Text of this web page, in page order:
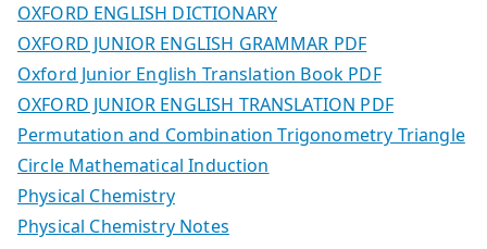
OXFORD ENGLISH DICTIONARY
OXFORD JUNIOR ENGLISH GRAMMAR PDF
Oxford Junior English Translation Book PDF
OXFORD JUNIOR ENGLISH TRANSLATION PDF
Permutation and Combination Trigonometry Triangle
Circle Mathematical Induction
Physical Chemistry
Physical Chemistry Notes